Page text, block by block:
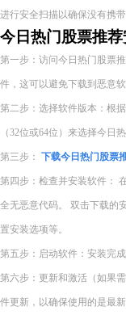
进行安全扫描以确保没有携
今日热门股票推
第一步：访问今日热门股票
件，这可以避免下载到恶意软
第二步：选择软件版本：根
（32位或64位）来选择今日
第三步： 下载今日热门股票
第四步：检查并安装软件：
全无恶意代码。 双击下载的
置安装选项等。
第五步：启动软件：安装完
第六步：更新和激活（如果
件更新，以确保使用的是最